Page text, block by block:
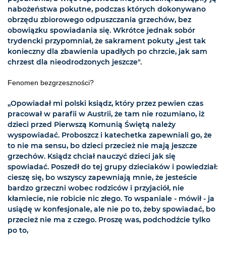
nabożeństwa pokutne, podczas których dokonywano
obrzędu zbiorowego odpuszczania grzechów, bez
obowiązku spowiadania się. Wkrótce jednak sobór
trydencki przypomniał, że sakrament pokuty „jest tak
konieczny dla zbawienia upadłych po chrzcie, jak sam
chrzest dla nieodrodzonych jeszcze".
Fenomen bezgrzeszności?
„Opowiadał mi polski ksiądz, który przez pewien czas
pracował w parafii w Austrii, że tam nie rozumiano, iż
dzieci przed Pierwszą Komunią Świętą należy
wyspowiadać. Proboszcz i katechetka zapewniali go, że
to nie ma sensu, bo dzieci przecież nie mają jeszcze
grzechów. Ksiądz chciał nauczyć dzieci jak się
spowiadać. Poszedł do tej grupy dzieciaków i powiedział:
cieszę się, bo wszyscy zapewniają mnie, że jesteście
bardzo grzeczni wobec rodziców i przyjaciół, nie
kłamiecie, nie robicie nic złego. To wspaniale - mówił - ja
usiądę w konfesjonale, ale nie po to, żeby spowiadać, bo
przecież nie ma z czego. Proszę was, podchodźcie tylko
po to,